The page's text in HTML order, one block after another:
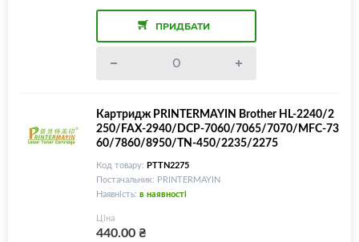
ПРИДБАТИ
Картридж PRINTERMAYIN Brother HL-2240/2
250/FAX-2940/DCP-7060/7065/7070/MFC-73
60/7860/8950/TN-450/2235/2275
Код товару: PTTN2275
Постачальник: PRINTERMAYIN
Наявність: в наявності
Ціна
440.00₴